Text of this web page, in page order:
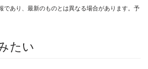
であり、最新のものとは異なる場合があります。予
たい